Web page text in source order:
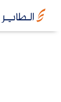
main
EN
عربي